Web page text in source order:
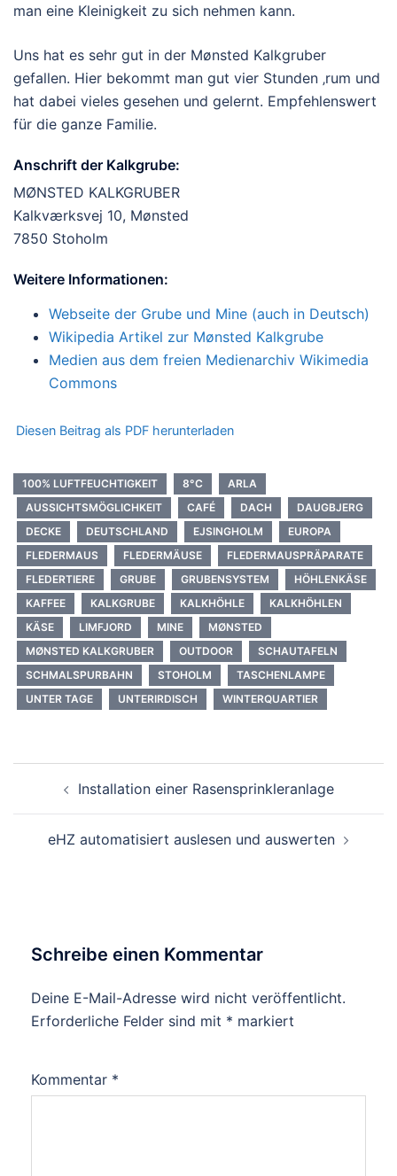
man eine Kleinigkeit zu sich nehmen kann.
Uns hat es sehr gut in der Mønsted Kalkgruber
gefallen. Hier bekommt man gut vier Stunden ‚rum und
hat dabei vieles gesehen und gelernt. Empfehlenswert
für die ganze Familie.
Anschrift der Kalkgrube:
MØNSTED KALKGRUBER
Kalkværksvej 10, Mønsted
7850 Stoholm
Weitere Informationen:
Webseite der Grube und Mine (auch in Deutsch)
Wikipedia Artikel zur Mønsted Kalkgrube
Medien aus dem freien Medienarchiv Wikimedia
Commons
Diesen Beitrag als PDF herunterladen
100% LUFTFEUCHTIGKEIT 8°C
ARLA
AUSSICHTSMÖGLICHKEIT
CAFÉ DACH
DAUGBJERG
DECKE
DEUTSCHLAND EJSINGHOLM
EUROPA
FLEDERMAUS
FLEDERMÄUSE
FLEDERMAUSPRÄPARATE
FLEDERTIERE
GRUBE GRUBENSYSTEM
HÖHLENKÄSE
KAFFEE
KALKGRUBE KALKHÖHLE
KALKHÖHLEN
KÄSE
LIMFJORD MINE
MØNSTED
MØNSTED KALKGRUBER
OUTDOOR
SCHAUTAFELN
SCHMALSPURBAHN
STOHOLM
TASCHENLAMPE
UNTER TAGE
UNTERIRDISCH WINTERQUARTIER
Installation einer Rasensprinkleranlage
eHZ automatisiert auslesen und auswerten
Schreibe einen Kommentar
Deine E-Mail-Adresse wird nicht veröffentlicht.
Erforderliche Felder sind mit * markiert
Kommentar *